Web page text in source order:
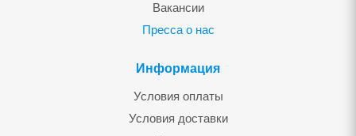
Вакансии
Пресса о нас
Информация
Условия оплаты
Условия доставки